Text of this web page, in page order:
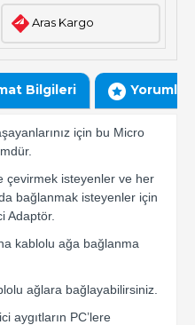
Aras Kargo
Bilgileri Yorumlar
için bu Micro
çevirmek isteyenler ve her
bağlanmak isteyenler için
Adaptör.
kablolu ağa bağlanma
ağlara bağlayabilirsiniz.
aygıtların PC’lere